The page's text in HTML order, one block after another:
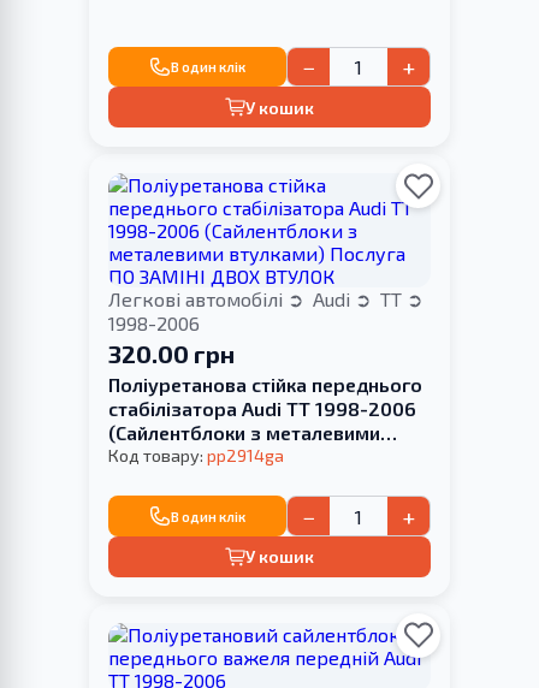
В один клік − +
У кошик
Легкові автомобілі Audi
TT
1998-2006
320.00 грн
Поліуретанова стійка переднього
стабілізатора Audi TT 1998-2006
(Сайлентблоки з металевими
втулками) Послуга ПО ЗАМІНІ
Код товару: pp2914ga
В один клік − +
У кошик